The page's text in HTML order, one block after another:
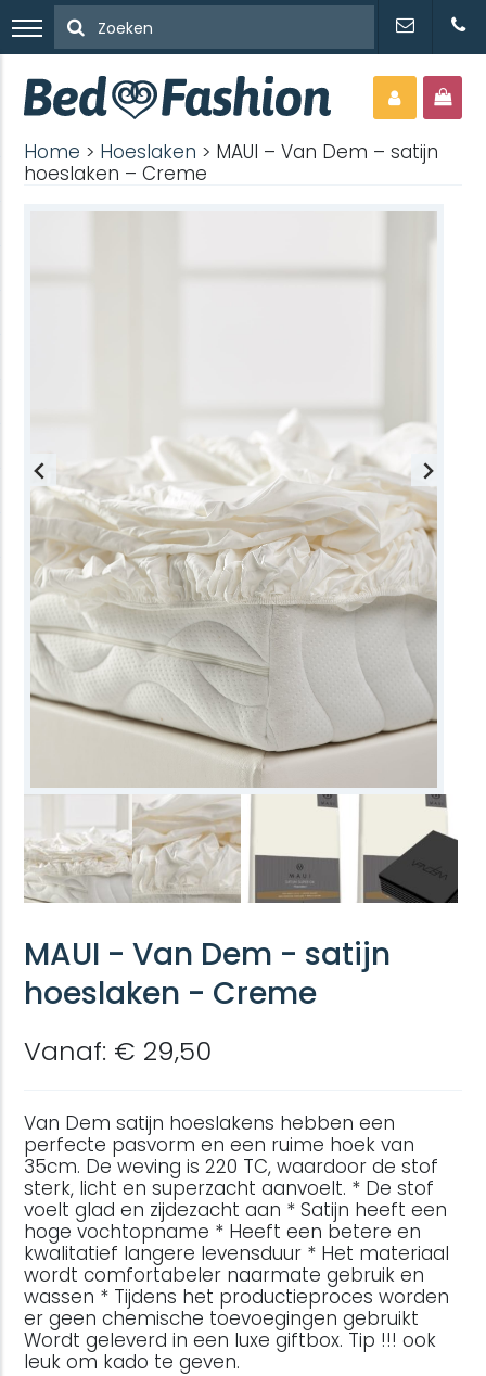
Home > Hoeslaken > MAUI – Van Dem – satijn
hoeslaken – Creme
MAUI - Van Dem - satijn
hoeslaken - Creme
Vanaf: € 29,50
Van Dem satijn hoeslakens hebben een
perfecte pasvorm en een ruime hoek van
35cm. De weving is 220 TC, waardoor de stof
sterk, licht en superzacht aanvoelt. * De stof
voelt glad en zijdezacht aan * Satijn heeft een
hoge vochtopname * Heeft een betere en
kwalitatief langere levensduur * Het materiaal
wordt comfortabeler naarmate gebruik en
wassen * Tijdens het productieproces worden
er geen chemische toevoegingen gebruikt
Wordt geleverd in een luxe giftbox. Tip !!! ook
leuk om kado te geven.